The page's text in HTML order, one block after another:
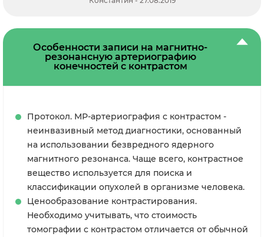
Особенности записи на магнитно-
резонансную артериографию
конечностей с контрастом
Протокол. МР-артериография с контрастом -
неинвазивный метод диагностики, основанный
на использовании безвредного ядерного
магнитного резонанса. Чаще всего, контрастное
вещество используется для поиска и
классификации опухолей в организме человека.
Ценообразование контрастирования.
Необходимо учитывать, что стоимость
томографии с контрастом отличается от обычной